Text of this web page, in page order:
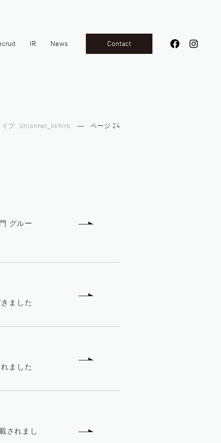
彰・認定 サステナビリティ
IR News Contact
イブ: Unionnet_kkhiro ページ 24
グルー
ました
ました
されまし